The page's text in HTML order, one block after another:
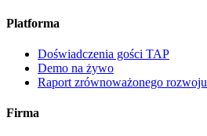
Platforma
Doświadczenia gości TAP
Demo na żywo
Raport zrównoważonego rozwoju
Firma